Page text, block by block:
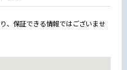
、保証できる情報ではございませ